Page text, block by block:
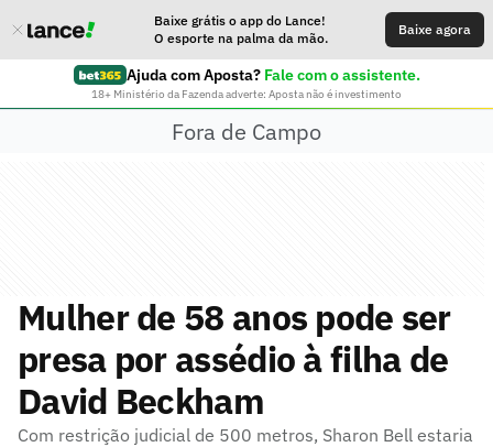
Baixe grátis o app do Lance!
O esporte na palma da mão.
Baixe agora
Ajuda com Aposta? Fale com o assistente.
18+ Ministério da Fazenda adverte: Aposta não é investimento
Fora de Campo
Mulher de 58 anos pode ser
presa por assédio à filha de
David Beckham
Com restrição judicial de 500 metros, Sharon Bell estaria